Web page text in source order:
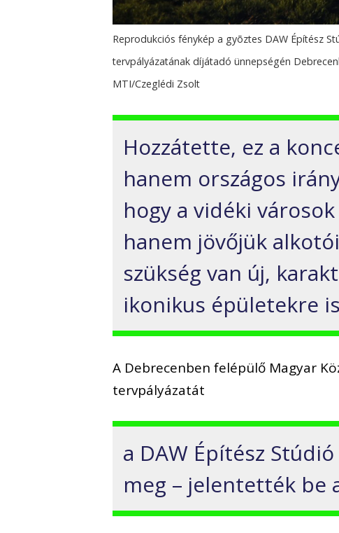
Reprodukciós fénykép a gyõztes DAW Építész
tervpályázatának díjátadó ünnepségén
MTI/Czeglédi Zsolt
Hozzátette, ez a
hanem országos
hogy a vidéki
hanem jövőjük
szükség van új,
ikonikus épületekre
A Debrecenben felépülő Magyar
tervpályázatát
a DAW Építész
meg – jelentették be